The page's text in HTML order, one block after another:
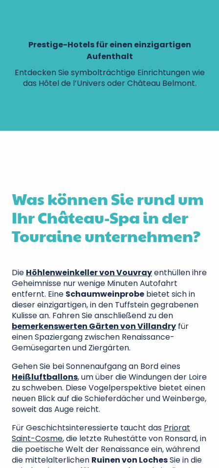
Prestige-Hotels für einen einzigartigen
Aufenthalt
Entdecken Sie symbolträchtige Einrichtungen wie
das Hôtel de l’Univers oder Château Belmont.
Was können Sie rund um
Ihr Château-Spa in der
Touraine unternehmen?
Die Höhlenweinkeller von Vouvrayenthüllen ihre
Geheimnisse nur wenige Minuten Autofahrt
entfernt. Eine Schaumweinprobe bietet sich in
dieser einzigartigen, in den Tuffstein gegrabenen
Kulisse an. Fahren Sie anschließend zu den
bemerkenswerten Gärten von Villandry für
einen Spaziergang zwischen Renaissance-
Gemüsegarten und Ziergärten.
Gehen Sie bei Sonnenaufgang an Bord eines
Heißluftballons, um über die Windungen der Loire
zu schweben. Diese Vogelperspektive bietet einen
neuen Blick auf die Schieferdächer und Weinberge,
soweit das Auge reicht.
Für Geschichtsinteressierte taucht das Priorat
Saint-Cosme, die letzte Ruhestätte von Ronsard, in
die poetische Welt der Renaissance ein, während
die mittelalterlichen Ruinen von LochesSie in die